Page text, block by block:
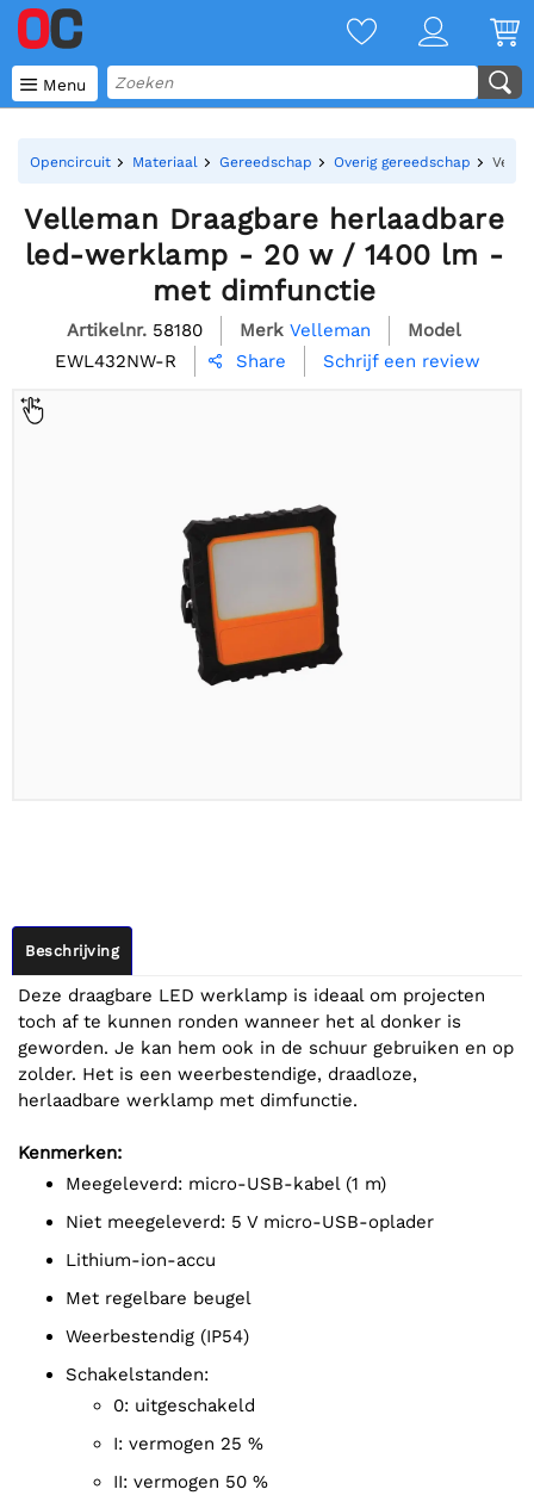
 Menu
Opencircuit Materiaal Gereedschap Overig gereedschap
Velleman Draagbare herlaadbare
led-werklamp - 20 w / 1400 lm -
met dimfunctie
Artikelnr. 58180 Merk Velleman
Model
EWL432NW-R
 Share Schrijf een review
Beschrijving
Deze draagbare LED werklamp is ideaal om projecten
toch af te kunnen ronden wanneer het al donker is
geworden. Je kan hem ook in de schuur gebruiken en op
zolder. Het is een weerbestendige, draadloze,
herlaadbare werklamp met dimfunctie.
Kenmerken:
meegeleverd: micro-USB-kabel (1 m)
niet meegeleverd: 5 V micro-USB-oplader
lithium-ion-accu
met regelbare beugel
weerbestendig (IP54)
schakelstanden:
0: uitgeschakeld
I: vermogen 25 %
II: vermogen 50 %